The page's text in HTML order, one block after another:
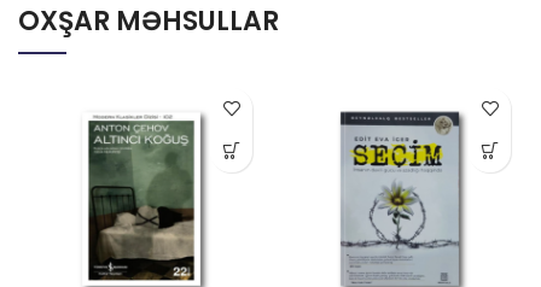
OXŞAR MƏHSULLAR